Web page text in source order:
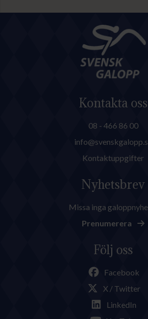
Kontakta oss
08 - 466 86 00
Kontaktuppgifter
Nyhetsbrev
Missa inga
Prenumerera
Följ oss
Facebook
X / Twitter
LinkedIn